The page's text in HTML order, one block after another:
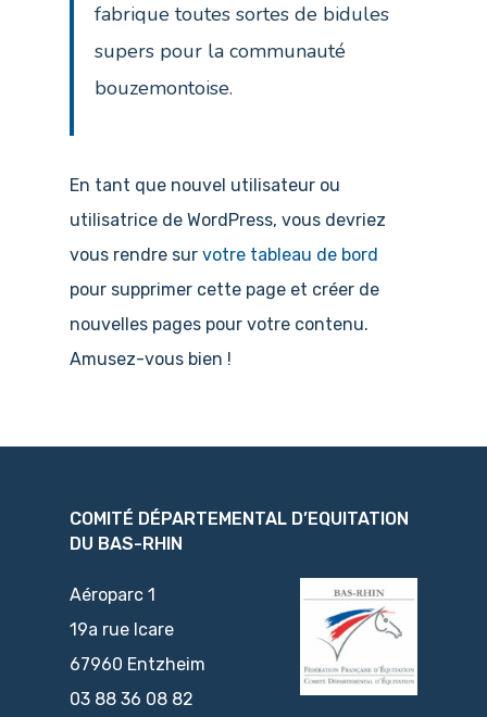
fabrique toutes sortes de bidules
supers pour la communauté
bouzemontoise.
En tant que nouvel utilisateur ou
utilisatrice de WordPress, vous devriez
vous rendre sur votre tableau de bord
pour supprimer cette page et créer de
nouvelles pages pour votre contenu.
Amusez-vous bien !
COMITÉ DÉPARTEMENTAL D’EQUITATION
DU BAS-RHIN
Aéroparc 1
19a rue Icare
67960 Entzheim
03 88 36 08 82